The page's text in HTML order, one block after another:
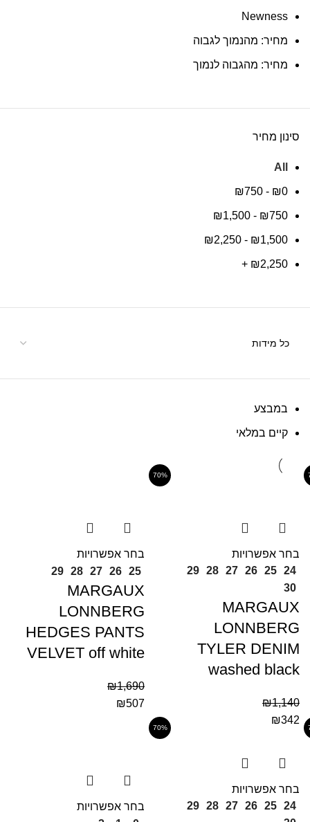
Newness
מחיר: מהנמוך לגבוה
מחיר: מהגבוה לנמוך
סינון מחיר
All
₪0
-
₪750
₪750
-
₪1,500
₪1,500
-
₪2,250
₪2,250
+
במבצע
קיים במלאי
בחר אפשרויות
24
25
26
27
28
29
30
MARGAUX
LONNBERG
TYLER DENIM
washed black
₪1,140
₪342
70%
בחר אפשרויות
25
26
27
28
29
MARGAUX
LONNBERG
HEDGES PANTS
VELVET off white
₪1,690
₪507
בחר אפשרויות
24
25
26
27
28
29
70%
בחר אפשרויות